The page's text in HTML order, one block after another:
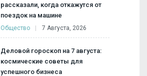
рассказали, когда откажутся от
поездок на машине
Общество 7 Августа, 2026
Деловой гороскоп на 7 августа:
космические советы для
успешного бизнеса